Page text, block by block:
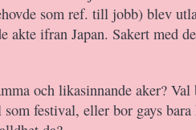
som ref. till jobb) blev
akte ifran Japan. Sakert med
och likasinnande aker? Val
festival, eller bor gays bara